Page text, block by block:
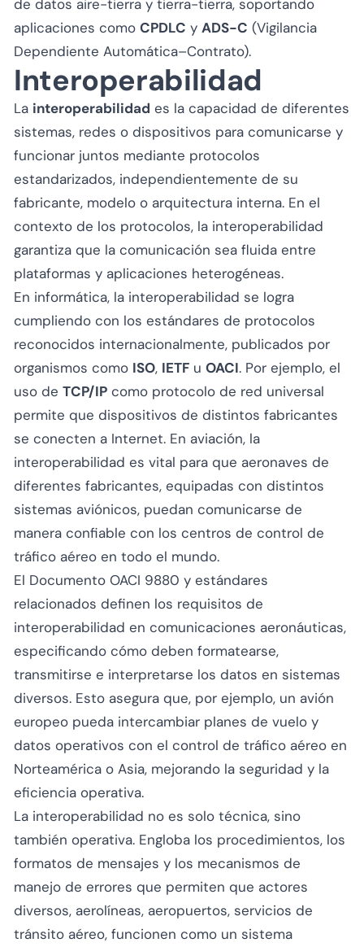
de datos aire-tierra y tierra-tierra, soportando
aplicaciones como CPDLC y ADS-C (Vigilancia
Dependiente Automática–Contrato).
Interoperabilidad
La interoperabilidad es la capacidad de diferentes
sistemas, redes o dispositivos para comunicarse y
funcionar juntos mediante protocolos
estandarizados, independientemente de su
fabricante, modelo o arquitectura interna. En el
contexto de los protocolos, la interoperabilidad
garantiza que la comunicación sea fluida entre
plataformas y aplicaciones heterogéneas.
En informática, la interoperabilidad se logra
cumpliendo con los estándares de protocolos
reconocidos internacionalmente, publicados por
organismos como ISO, IETF u OACI. Por ejemplo, el
uso de TCP/IP como protocolo de red universal
permite que dispositivos de distintos fabricantes
se conecten a Internet. En aviación, la
interoperabilidad es vital para que aeronaves de
diferentes fabricantes, equipadas con distintos
sistemas aviónicos, puedan comunicarse de
manera confiable con los centros de control de
tráfico aéreo en todo el mundo.
El Documento OACI 9880 y estándares
relacionados definen los requisitos de
interoperabilidad en comunicaciones aeronáuticas,
especificando cómo deben formatearse,
transmitirse e interpretarse los datos en sistemas
diversos. Esto asegura que, por ejemplo, un avión
europeo pueda intercambiar planes de vuelo y
datos operativos con el control de tráfico aéreo en
Norteamérica o Asia, mejorando la seguridad y la
eficiencia operativa.
La interoperabilidad no es solo técnica, sino
también operativa. Engloba los procedimientos, los
formatos de mensajes y los mecanismos de
manejo de errores que permiten que actores
diversos, aerolíneas, aeropuertos, servicios de
tránsito aéreo, funcionen como un sistema